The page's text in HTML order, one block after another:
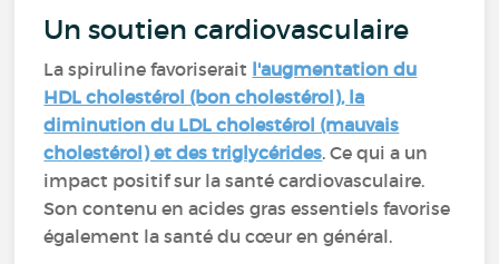
Un soutien cardiovasculaire
La spiruline favoriserait l'augmentation du
HDL cholestérol (bon cholestérol), la
diminution du LDL cholestérol (mauvais
cholestérol) et des triglycérides. Ce qui a un
impact positif sur la santé cardiovasculaire.
Son contenu en acides gras essentiels favorise
également la santé du cœur en général.